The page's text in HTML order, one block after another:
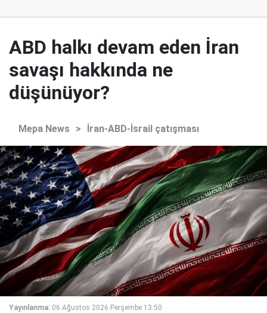
ABD halkı devam eden İran
savaşı hakkında ne
düşünüyor?
Mepa News > İran-ABD-İsrail çatışması
Yayınlanma: 06 Ağustos 2026 Perşembe 13:50